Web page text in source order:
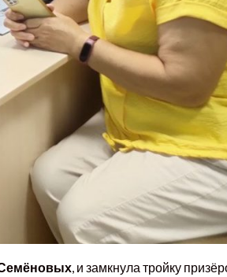
, и замкнула тройку